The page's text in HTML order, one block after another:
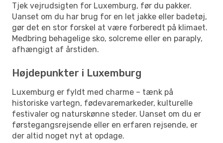
Tjek vejrudsigten for Luxemburg, før du pakker.
Uanset om du har brug for en let jakke eller badetøj,
gør det en stor forskel at være forberedt på klimaet.
Medbring behagelige sko, solcreme eller en paraply,
afhængigt af årstiden.
Højdepunkter i Luxemburg
Luxemburg er fyldt med charme – tænk på
historiske vartegn, fødevaremarkeder, kulturelle
festivaler og naturskønne steder. Uanset om du er
førstegangsrejsende eller en erfaren rejsende, er
der altid noget nyt at opdage.